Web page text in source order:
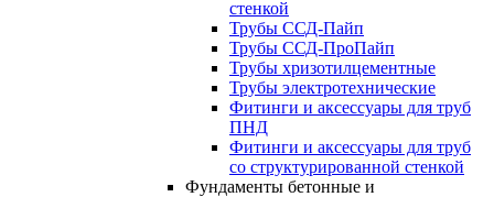
стенкой
Трубы ССД-Пайп
Трубы ССД-ПроПайп
Трубы хризотилцементные
Трубы электротехнические
Фитинги и аксессуары для труб
ПНД
Фитинги и аксессуары для труб
со структурированной стенкой
Фундаменты бетонные и